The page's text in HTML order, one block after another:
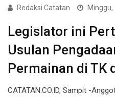
Redaksi Catatan Minggu,
Legislator ini
Usulan
Permainan di TK
CATATAN.CO.ID, Sampit -